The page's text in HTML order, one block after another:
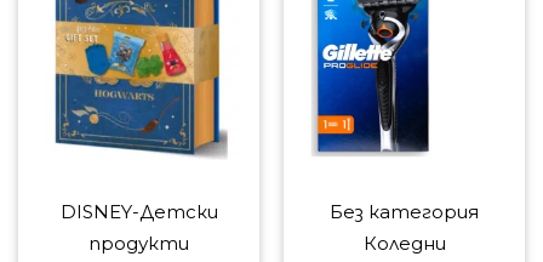
DISNEY-Детски
продукти
Без категория
Коледни